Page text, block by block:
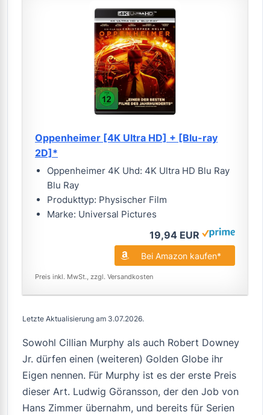
Oppenheimer [4K Ultra HD] + [Blu-ray
2D]*
Oppenheimer 4K Uhd: 4K Ultra HD Blu Ray
Blu Ray
Produkttyp: Physischer Film
Marke: Universal Pictures
19,94 EUR
Bei Amazon kaufen*
Preis inkl. MwSt., zzgl. Versandkosten
Letzte Aktualisierung am 3.07.2026.
Sowohl Cillian Murphy als auch Robert Downey
Jr. dürfen einen (weiteren) Golden Globe ihr
Eigen nennen. Für Murphy ist es der erste Preis
dieser Art. Ludwig Göransson, der den Job von
Hans Zimmer übernahm, und bereits für Serien